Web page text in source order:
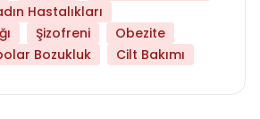
Hastalıkları
Şizofreni
Obezite
Bozukluk Cilt Bakımı